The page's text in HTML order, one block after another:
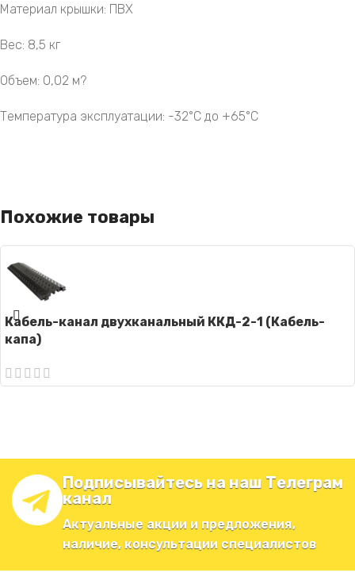
Материал крышки: ПВХ
Вес: 8,5 кг
Объем: 0,02 м?
Температура эксплуатации: -32°C до +65°C
Похожие товары
Кабель-канал двухканальный ККД-2-1 (Кабель-
капа)
Подписывайтесь на наш Телеграм
канал
Актуальные акции и предложения,
наличие, консультации специалистов